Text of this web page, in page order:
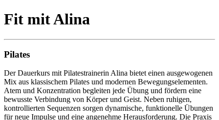
Fit mit Alina
Pilates
Der Dauerkurs mit Pilatestrainerin Alina bietet einen ausgewogenen
Mix aus klassischem Pilates und modernen Bewegungselementen.
Atem und Konzentration begleiten jede Übung und fördern eine
bewusste Verbindung von Körper und Geist. Neben ruhigen,
kontrollierten Sequenzen sorgen dynamische, funktionelle Übungen
für neue Impulse und eine angenehme Herausforderung. Die Praxis